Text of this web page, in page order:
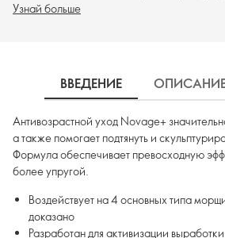
Узнай больше
ВВЕДЕНИЕ
Антивозрастной уход Novage+
а также помогает подтянуть и
Формула обеспечивает превосходную
более упругой.
Воздействует на 4 основных типа
доказано
Разработан для активизации